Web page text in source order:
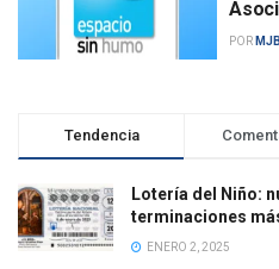
POR MJB
Tendencia
Lotería del Niño:
terminaciones
ENERO 2, 2025